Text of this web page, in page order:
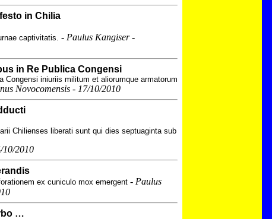
in Chilia
captivitatis. - Paulus Kangiser -
in Re Publica Congensi
Congensi iniuriis militum et aliorumque armatorum
Novocomensis - 17/10/2010
Chilienses liberati sunt qui dies septuaginta sub
10/2010
ex cuniculo mox emergent - Paulus
…